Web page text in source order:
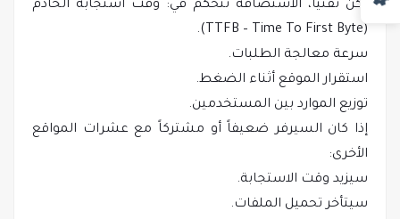
لكن تقنياً، الاستضافة تتحكم في: وقت استجابة الخادم
(TTFB – Time To First Byte).
سرعة معالجة الطلبات.
استقرار الموقع أثناء الضغط.
توزيع الموارد بين المستخدمين.
إذا كان السيرفر ضعيفاً أو مشتركاً مع عشرات المواقع
الأخرى:
سيزيد وقت الاستجابة.
سيتأخر تحميل الملفات.